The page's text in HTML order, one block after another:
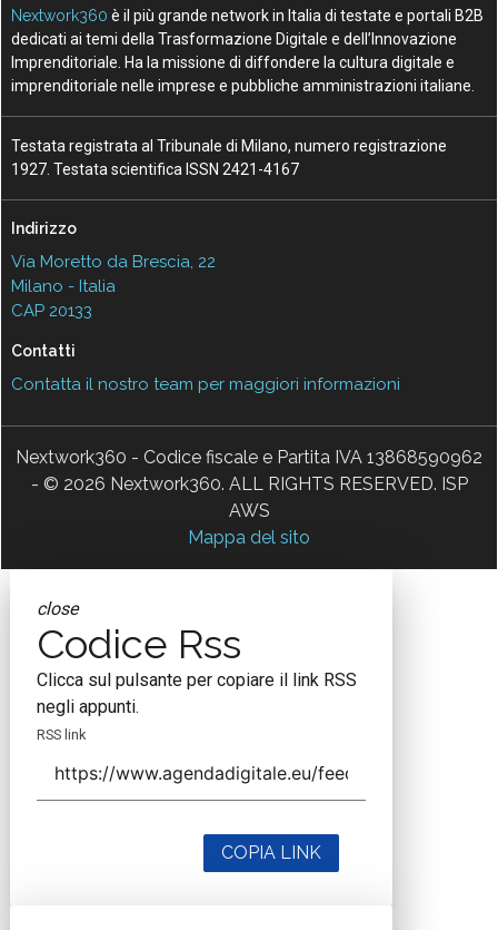
Nextwork360 è il più grande network in Italia di testate e portali B2B
dedicati ai temi della Trasformazione Digitale e dell’Innovazione
Imprenditoriale. Ha la missione di diffondere la cultura digitale e
imprenditoriale nelle imprese e pubbliche amministrazioni italiane.
Testata registrata al Tribunale di Milano, numero registrazione
1927. Testata scientifica ISSN 2421-4167
Indirizzo
Via Moretto da Brescia, 22
Milano - Italia
CAP 20133
Contatti
Contatta il nostro team per maggiori informazioni
Nextwork360 - Codice fiscale e Partita IVA 13868590962
- © 2026 Nextwork360. ALL RIGHTS RESERVED. ISP
AWS
Mappa del sito
close
Codice Rss
Clicca sul pulsante per copiare il link RSS
negli appunti.
RSS link
COPIA LINK